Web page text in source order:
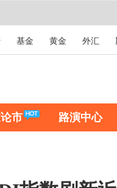
基金 黄金 外汇
市 路演中心